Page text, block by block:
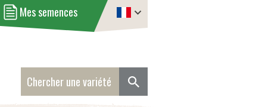
Mes semences